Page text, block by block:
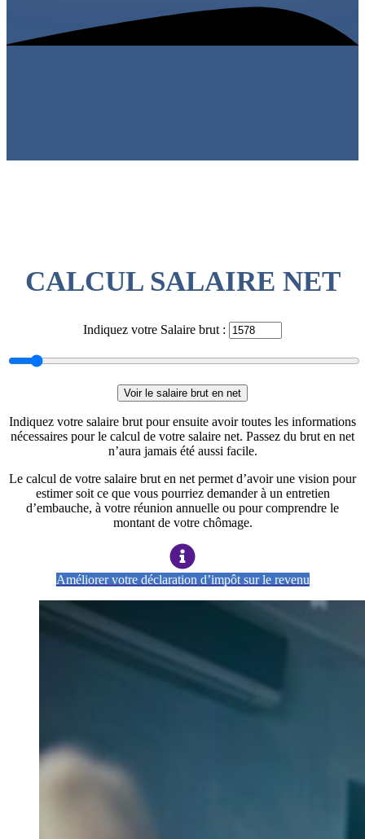
CALCUL SALAIRE NET
Indiquez votre Salaire brut :
Indiquez votre salaire brut pour ensuite avoir toutes les informations
nécessaires pour le calcul de votre salaire net. Passez du brut en net
n’aura jamais été aussi facile.
Le calcul de votre salaire brut en net permet d’avoir une vision pour
estimer soit ce que vous pourriez demander à un entretien
d’embauche, à votre réunion annuelle ou pour comprendre le
montant de votre chômage.
Améliorer votre déclaration d’impôt sur le revenu